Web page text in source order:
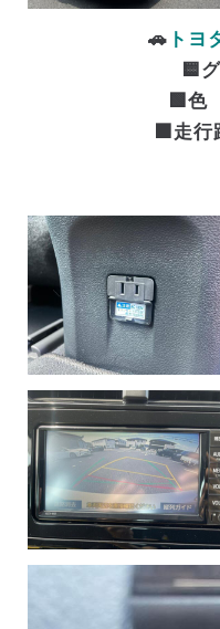
🚗 ト
🟨
🟩色
🟧走